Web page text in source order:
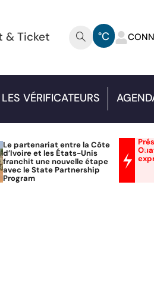
& Ticket °C
LES VÉRIFICATEURS
Le partenariat entre la Côte
d’Ivoire et les États-Unis
franchit une nouvelle étape
avec le State Partnership
Program